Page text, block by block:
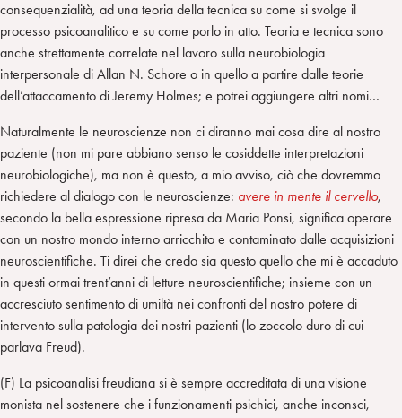
consequenzialità, ad una teoria della tecnica su come si svolge il
processo psicoanalitico e su come porlo in atto. Teoria e tecnica sono
anche strettamente correlate nel lavoro sulla neurobiologia
interpersonale di Allan N. Schore o in quello a partire dalle teorie
dell’attaccamento di Jeremy Holmes; e potrei aggiungere altri nomi…
Naturalmente le neuroscienze non ci diranno mai cosa dire al nostro
paziente (non mi pare abbiano senso le cosiddette interpretazioni
neurobiologiche), ma non è questo, a mio avviso, ciò che dovremmo
richiedere al dialogo con le neuroscienze: avere in mente il cervello,
secondo la bella espressione ripresa da Maria Ponsi, significa operare
con un nostro mondo interno arricchito e contaminato dalle acquisizioni
neuroscientifiche. Ti direi che credo sia questo quello che mi è accaduto
in questi ormai trent’anni di letture neuroscientifiche; insieme con un
accresciuto sentimento di umiltà nei confronti del nostro potere di
intervento sulla patologia dei nostri pazienti (lo zoccolo duro di cui
parlava Freud).
(F) La psicoanalisi freudiana si è sempre accreditata di una visione
monista nel sostenere che i funzionamenti psichici, anche inconsci,